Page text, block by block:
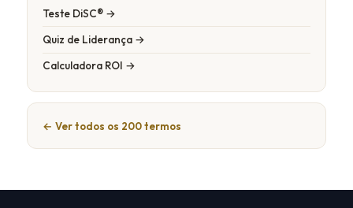
Teste DiSC® →
Quiz de Liderança →
Calculadora ROI →
← Ver todos os 200 termos